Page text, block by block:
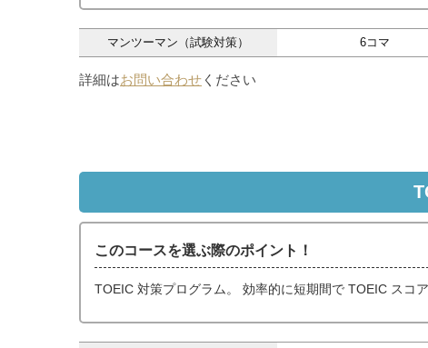
マンツーマン（試験対策） 6コマ
詳細はお問い合わせ ください
このコースを選ぶ際のポイント！
TOEIC 対策プログラム。 効率的に短期間で TOEIC スコ